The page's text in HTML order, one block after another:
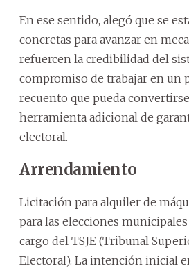
En ese sentido, alegó que se
concretas para avanzar en
refuercen la credibilidad del
compromiso de trabajar en un
recuento que pueda
herramienta adicional de
electoral.
Arrendamiento
Licitación para alquiler de
para las elecciones
cargo del TSJE (Tribunal
Electoral). La intención inicial